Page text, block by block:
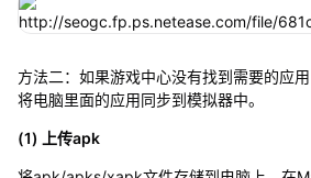
方法二：如果游戏中心没有找到需要的应
将电脑里面的应用同步到模拟器中。
(1) 上传apk